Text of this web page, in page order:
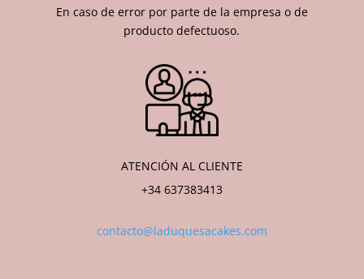
En caso de error por parte de la empresa o de
producto defectuoso.
ATENCIÓN AL CLIENTE
+34 637383413
contacto@laduquesacakes.com